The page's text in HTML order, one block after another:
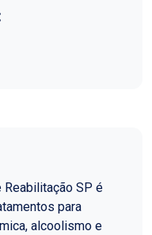
Reabilitação SP é
para
alcoolismo e